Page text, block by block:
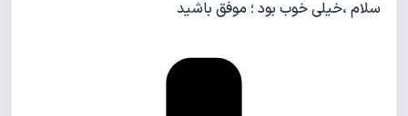
سلام ،خیلی خوب بود ؛ موفق باشید